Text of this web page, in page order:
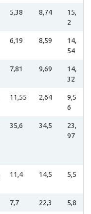
5,38 8,74
15,
2
6,19 8,59
14,
54
7,81 9,69
14,
32
11,55 2,64
9,5
6
35,6 34,5
23,
97
11,4 14,5 5,5
7,7 22,3 5,8